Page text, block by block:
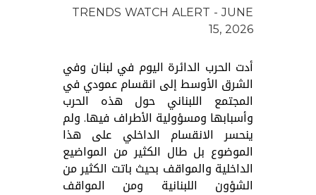
TRENDS WATCH ALERT - JUNE
15, 2026
أدت الحرب الدائرة اليوم في لبنان وفي
الشرق الأوسط إلى انقسام عمودي في
المجتمع اللبناني حول هذه الحرب
وأسبابها ومسؤولية الأطراف فيها. ولم
ينحسر الانقسام الداخلي على هذا
الموضوع بل طال الكثير من المواضيع
الداخلية والمواقف بحيث باتت الكثير من
الشؤون اللبنانية ومن المواقف